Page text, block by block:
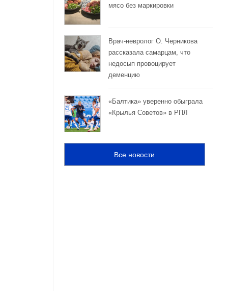
мясо без маркировки
Врач-невролог О. Черникова
рассказала самарцам, что
недосып провоцирует
деменцию
«Балтика» уверенно обыграла
«Крылья Советов» в РПЛ
Все новости